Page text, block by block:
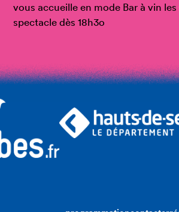
vous accueille en mode Bar à vin
spectacle dès 18h3o